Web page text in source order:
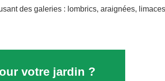
des galeries : lombrics, araignées,
votre jardin ?